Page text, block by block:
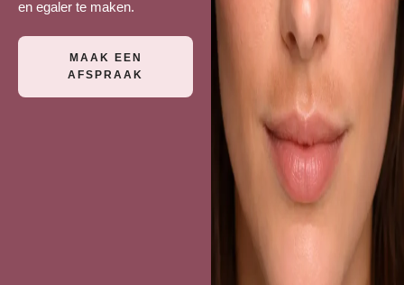
en egaler te maken.
MAAK EEN
AFSPRAAK